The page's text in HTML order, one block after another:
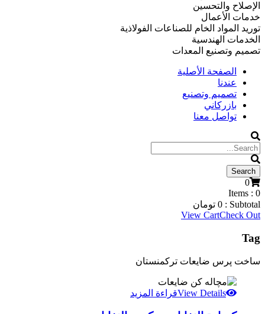
الإصلاح والتحسين
خدمات الأعمال
توريد المواد الخام للصناعات الفولاذية
الخدمات الهندسية
تصميم وتصنيع المعدات
الصفحة الأصلية
عندنا
تصميم وتصنيع
بازركاني
تواصل معنا
0
Items : 0
Subtotal :
0 تومان
View CartCheck Out
Tag
ساخت پرس ضایعات ترکمنستان
View Detailsقراءة المزيد